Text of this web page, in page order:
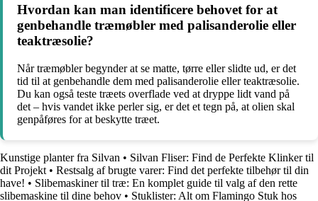
Hvordan kan man identificere behovet for at
genbehandle træmøbler med palisanderolie eller
teaktræsolie?
Når træmøbler begynder at se matte, tørre eller slidte ud, er det
tid til at genbehandle dem med palisanderolie eller teaktræsolie.
Du kan også teste træets overflade ved at dryppe lidt vand på
det – hvis vandet ikke perler sig, er det et tegn på, at olien skal
genpåføres for at beskytte træet.
Kunstige planter fra Silvan • Silvan Fliser: Find de Perfekte Klinker til
dit Projekt • Restsalg af brugte varer: Find det perfekte tilbehør til din
have! • Slibemaskiner til træ: En komplet guide til valg af den rette
slibemaskine til dine behov • Stuklister: Alt om Flamingo Stuk hos